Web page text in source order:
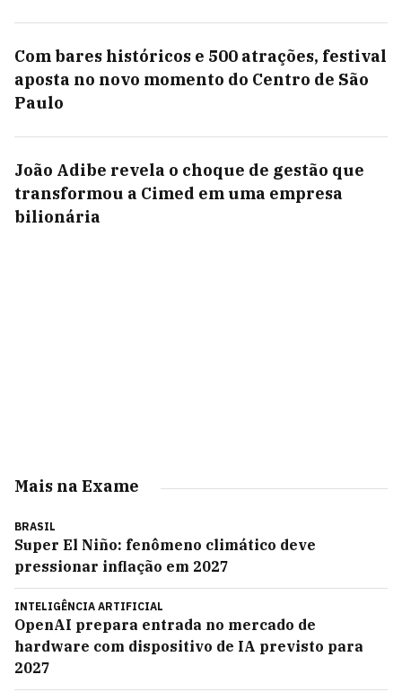
Com bares históricos e 500 atrações, festival
aposta no novo momento do Centro de São
Paulo
João Adibe revela o choque de gestão que
transformou a Cimed em uma empresa
bilionária
Mais na Exame
BRASIL
Super El Niño: fenômeno climático deve
pressionar inflação em 2027
INTELIGÊNCIA ARTIFICIAL
OpenAI prepara entrada no mercado de
hardware com dispositivo de IA previsto para
2027